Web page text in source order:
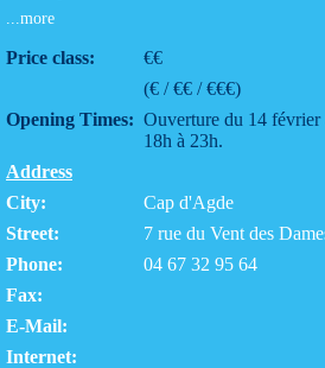
...more
Price class:
€€
(€ / €€ / €€€)
Opening Times: Ouverture du 14 février
18h à 23h.
Address
City:
Cap d'Agde
Street:
7 rue du Vent des
Phone:
04 67 32 95 64
Fax:
E-Mail:
Internet: